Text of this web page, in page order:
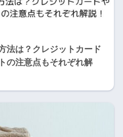
法は？クレジットカード
の注意点もそれぞれ解